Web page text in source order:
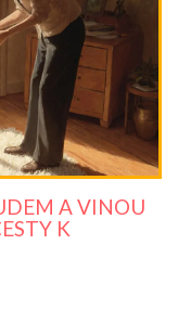
A VINOU
K